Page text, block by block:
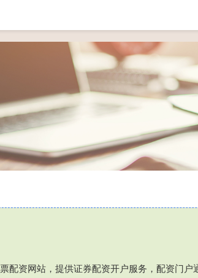
资网站，提供证券配资开户服务，配资门